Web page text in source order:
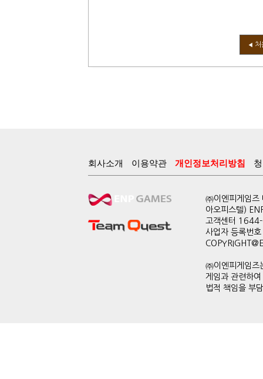
◀ 처
회사소개 이용약관 개인정보처리방침
㈜이엔피게임
아오피스텔)
고객센터
사업자 등록번
㈜이엔피게임즈
게임과 관련하
법적 책임을 부